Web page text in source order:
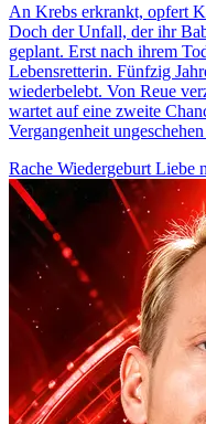
An Krebs erkrankt, opfert
Doch der Unfall, der ihr
geplant. Erst nach ihrem
Lebensretterin. Fünfzig
wiederbelebt. Von Reue
wartet auf eine zweite
Vergangenheit
Rache Wiedergeburt Liebe